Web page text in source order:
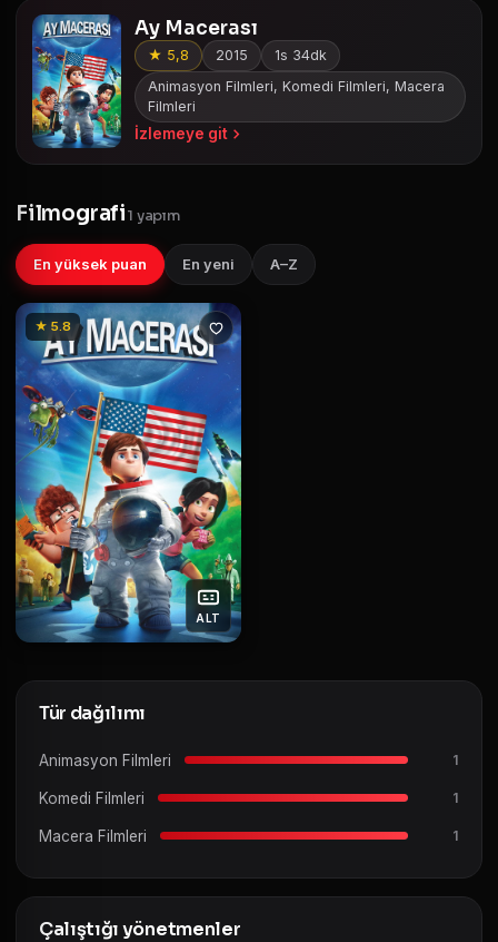
Ay Macerası
★ 5,8 2015
1s 34dk
Animasyon Filmleri, Komedi Filmleri, Macera
Filmleri
İzlemeye git
Filmografi1 yapım
En yüksek puan En yeni A–Z
★ 5.8
ALT
Tür dağılımı
Animasyon Filmleri 1
Komedi Filmleri 1
Macera Filmleri 1
Çalıştığı yönetmenler